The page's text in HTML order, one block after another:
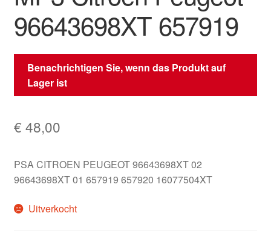
96643698XT 657919
Benachrichtigen Sie, wenn das Produkt auf
Lager ist
€ 48,00
PSA CITROEN PEUGEOT 96643698XT 02
96643698XT 01 657919 657920 16077504XT
Uitverkocht